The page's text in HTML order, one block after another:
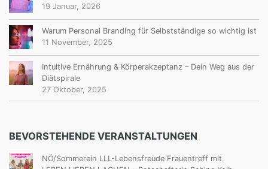
19 Januar, 2026
Warum Personal Branding für Selbstständige so wichtig ist
11 November, 2025
Intuitive Ernährung & Körperakzeptanz – Dein Weg aus der
Diätspirale
27 Oktober, 2025
BEVORSTEHENDE VERANSTALTUNGEN
NÖ/Sommerein LLL-Lebensfreude Frauentreff mit